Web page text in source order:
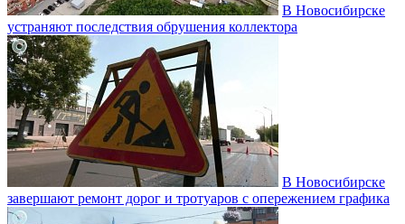
В Новосибирске
устраняют последствия обрушения коллектора
В Новосибирске
завершают ремонт дорог и тротуаров с опережением графика